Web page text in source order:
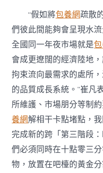
“假如將包養網疏散
們彼此間能夠會呈現水
全國同一年夜市場就是
會成更遼闊的經濟陸地
拘束流向最需求的處所
的品質成長系統。”崔凡
所維護、市場朋分等制
養網解相干卡點堵點，
完成新的跨「第三階段
們必須同時在十點零三
物，放置在吧檯的黃金